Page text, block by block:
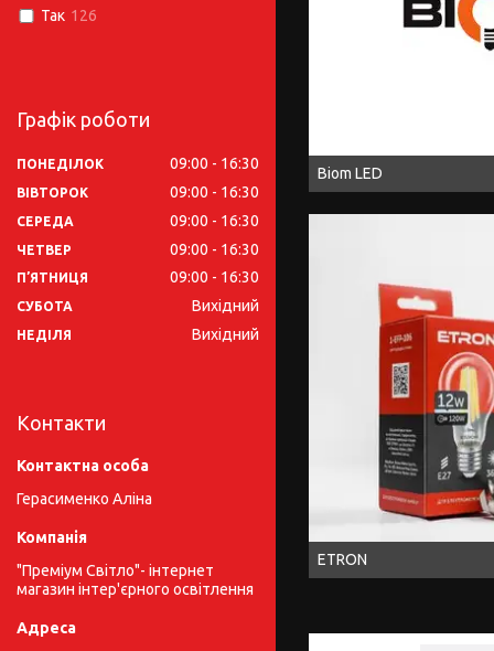
Biom LED
ETRON
Так 126
Графік роботи
ПОНЕДІЛОК 09:00 16:30
ВІВТОРОК 09:00 16:30
СЕРЕДА 09:00 16:30
ЧЕТВЕР 09:00 16:30
ПʼЯТНИЦЯ 09:00 16:30
СУБОТА Вихідний
НЕДІЛЯ Вихідний
Контакти
Герасименко Аліна
"Преміум Світло"- інтернет
магазин інтер'єрного освітлення